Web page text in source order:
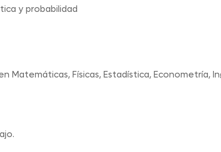
y probabilidad
Matemáticas, Físicas, Estadística, Econometría,